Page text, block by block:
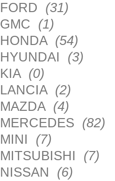
FORD (31)
GMC (1)
HONDA (54)
HYUNDAI (3)
KIA (0)
LANCIA (2)
MAZDA (4)
MERCEDES (82)
MINI (7)
MITSUBISHI (7)
NISSAN (6)